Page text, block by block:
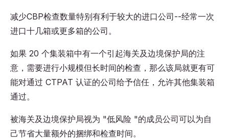
减少CBP检查数量特别有利于较大的进口公司--经常一次
进口十几箱或更多箱的公司。
如果 20 个集装箱中有一个引起海关及边境保护局的注
意，需要进行小规模但长时间的检查，那么该局就更有可
能对通过 CTPAT 认证的公司给予信任，允许其他集装箱
通过。
被海关及边境保护局视为 "低风险 "的成员公司可以为自
己节省大量额外的捆绑和检查时间。